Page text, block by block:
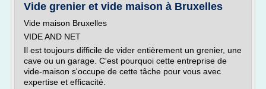
Vide grenier et vide maison à Bruxelles
Vide maison Bruxelles
VIDE AND NET
Il est toujours difficile de vider entièrement un grenier, une
cave ou un garage. C'est pourquoi cette entreprise de
vide-maison s'occupe de cette tâche pour vous avec
expertise et efficacité.